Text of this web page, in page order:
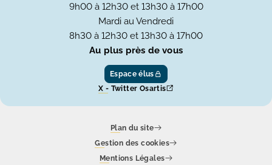
9h00 à 12h30 et 13h30 à 17h00
Mardi au Vendredi
8h30 à 12h30 et 13h30 à 17h00
Au plus près de vous
Espace élus
X - Twitter Osartis
Plan du site
Gestion des cookies
Mentions Légales